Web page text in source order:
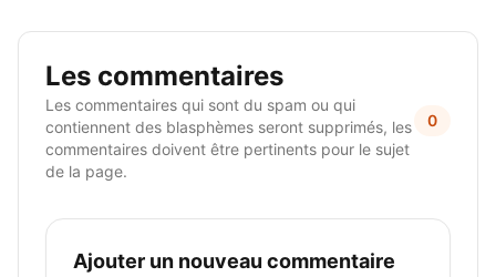
Les commentaires
Les commentaires qui sont du spam ou qui
contiennent des blasphèmes seront supprimés, les
commentaires doivent être pertinents pour le sujet
de la page.
0
Ajouter un nouveau commentaire